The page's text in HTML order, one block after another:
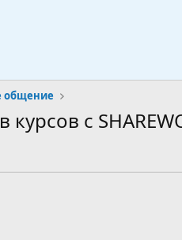
общение
курсов с